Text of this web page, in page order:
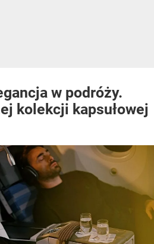
w podróży.
kolekcji kapsułowej